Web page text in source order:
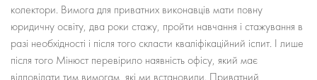
колектори. Вимога для приватних виконавців мати повну
юридичну освіту, два роки стажу, пройти навчання і стажування в
разі необхідності і після того скласти кваліфікаційний іспит. І лише
після того Мінюст перевірило наявність офісу, який має
відповідати тим вимогам, які ми встановили. Приватний